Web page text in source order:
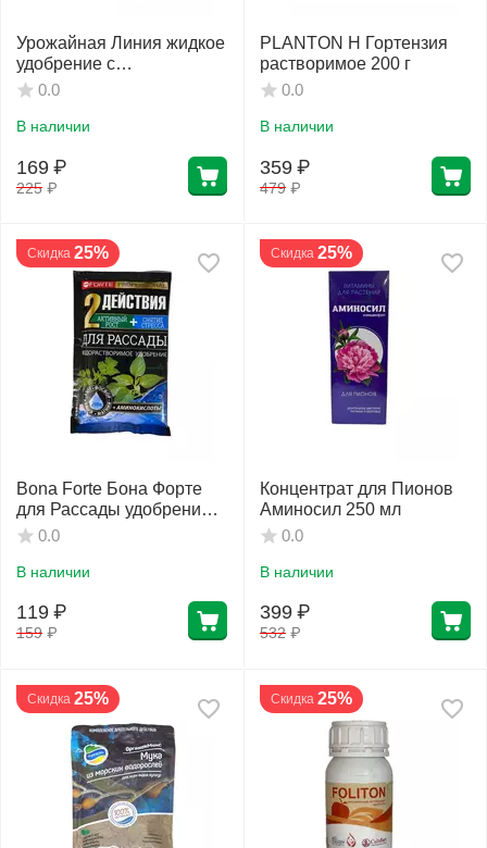
Урожайная Линия жидкое
удобрение с
микроэлементами Экстра
0.0
В наличии
225 ₽
169 ₽
PLANTON H Гортензия
растворимое 200 г
0.0
В наличии
479 ₽
359 ₽
Скидка 25%
Bona Forte Бона Форте
для Рассады удобрение с
аминокислотами 100 г
0.0
В наличии
159 ₽
119 ₽
Скидка 25%
Концентрат для Пионов
Аминосил 250 мл
0.0
В наличии
532 ₽
399 ₽
Скидка 25% Скидка 25%